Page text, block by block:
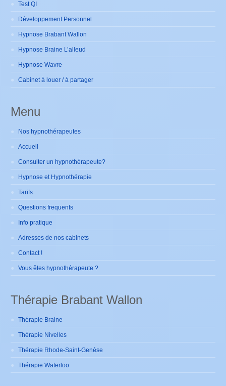
Test QI
Développement Personnel
Hypnose Brabant Wallon
Hypnose Braine L’alleud
Hypnose Wavre
Cabinet à louer / à partager
Menu
Nos hypnothérapeutes
Accueil
Consulter un hypnothérapeute?
Hypnose et Hypnothérapie
Tarifs
Questions frequents
Info pratique
Adresses de nos cabinets
Contact !
Vous êtes hypnothérapeute ?
Thérapie Brabant Wallon
Thérapie Braine
Thérapie Nivelles
Thérapie Rhode-Saint-Genèse
Thérapie Waterloo